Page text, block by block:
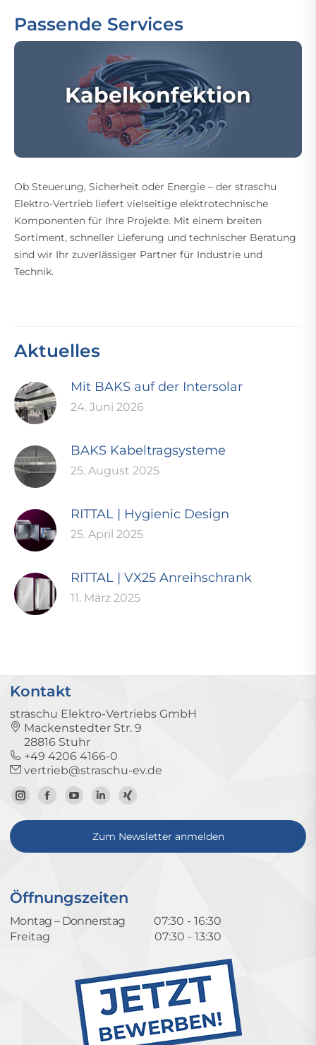
Passende Services
Kabelkonfektion
Ob Steuerung, Sicherheit oder Energie – der straschu
Elektro-Vertrieb liefert vielseitige elektrotechnische
Komponenten für Ihre Projekte. Mit einem breiten
Sortiment, schneller Lieferung und technischer Beratung
sind wir Ihr zuverlässiger Partner für Industrie und
Technik.
Aktuelles
Mit BAKS auf der Intersolar
24. Juni 2026
BAKS Kabeltragsysteme
25. August 2025
RITTAL | Hygienic Design
25. April 2025
RITTAL | VX25 Anreihschrank
11. März 2025
Kontakt
straschu Elektro-Vertriebs GmbH
Mackenstedter Str. 9
28816 Stuhr
+49 4206 4166-0
vertrieb@straschu-ev.de
Zum
Instagram-
Zur
Facebook-
Zum
YouTube-
Kanal
Zum
LinkedIn-
Profil
Zum
Xing-
Profil
Zum Newsletter anmelden
Öffnungszeiten
Montag – Donnerstag
07:30 - 16:30
Freitag
07:30 - 13:30